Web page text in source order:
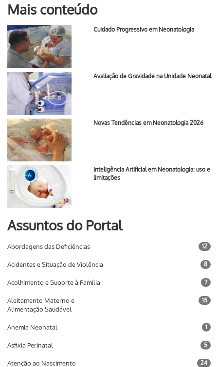
Mais conteúdo
Cuidado Progressivo em Neonatologia
Avaliação de Gravidade na Unidade Neonatal
Novas Tendências em Neonatologia 2026
Inteligência Artificial em Neonatologia: uso e
limitações
Assuntos do Portal
Abordagens das Deficiências 12
Acidentes e Situação de Violência 8
Acolhimento e Suporte à Família 7
Aleitamento Materno e
Alimentação Saudável
15
Anemia Neonatal 1
Asfixia Perinatal 5
Atenção ao Nascimento 24